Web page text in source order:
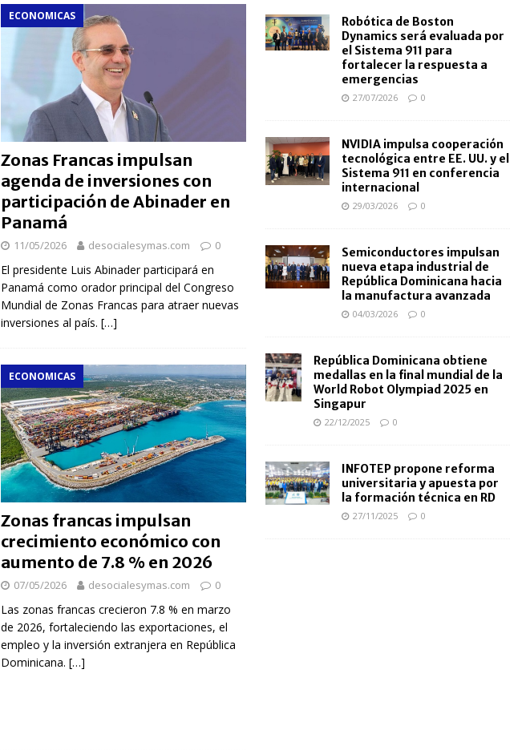
ECONOMICAS
Zonas Francas impulsan
agenda de inversiones con
participación de Abinader en
Panamá
11/05/2026 desocialesymas.com 0
El presidente Luis Abinader participará en
Panamá como orador principal del Congreso
Mundial de Zonas Francas para atraer nuevas
inversiones al país. […]
ECONOMICAS
Zonas francas impulsan
crecimiento económico con
aumento de 7.8 % en 2026
07/05/2026 desocialesymas.com 0
Las zonas francas crecieron 7.8 % en marzo
de 2026, fortaleciendo las exportaciones, el
empleo y la inversión extranjera en República
Dominicana. […]
Robótica de Boston
Dynamics será evaluada por
el Sistema 911 para
fortalecer la respuesta a
emergencias
27/07/2026 0
NVIDIA impulsa cooperación
tecnológica entre EE. UU. y el
Sistema 911 en conferencia
internacional
29/03/2026 0
Semiconductores impulsan
nueva etapa industrial de
República Dominicana hacia
la manufactura avanzada
04/03/2026 0
República Dominicana obtiene
medallas en la final mundial de la
World Robot Olympiad 2025 en
Singapur
22/12/2025 0
INFOTEP propone reforma
universitaria y apuesta por
la formación técnica en RD
27/11/2025 0